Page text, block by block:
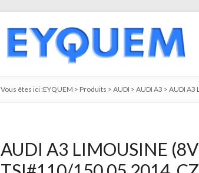
Vous êtes ici :EYQUEM > Produits > AUDI > AUDI A3 > AUDI A3
AUDI A3 LIMOUSINE